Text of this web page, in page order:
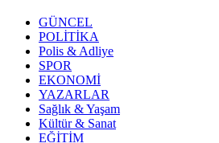
GÜNCEL
POLİTİKA
Polis & Adliye
SPOR
EKONOMİ
YAZARLAR
Sağlık & Yaşam
Kültür & Sanat
EĞİTİM